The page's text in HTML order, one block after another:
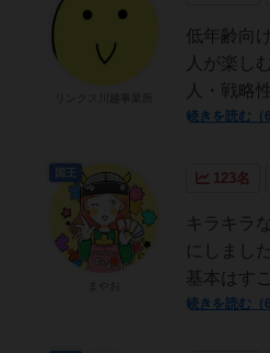
低年齢向
人が楽し
人・戦
続きを読む（
123名
キラキラ
にしまし
基本はす
続きを読む（
国王